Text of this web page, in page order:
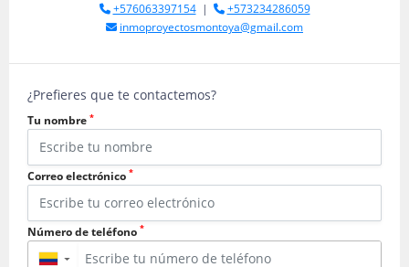
+576063397154|
+573234286059
inmoproyectosmontoya@gmail.com
¿Prefieres que te contactemos?
Tu nombre *
Correo electrónico *
Número de teléfono *
▼